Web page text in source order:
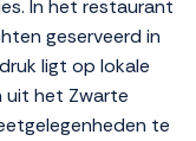
In het restaurant
geserveerd in
ligt op lokale
uit het Zwarte
te